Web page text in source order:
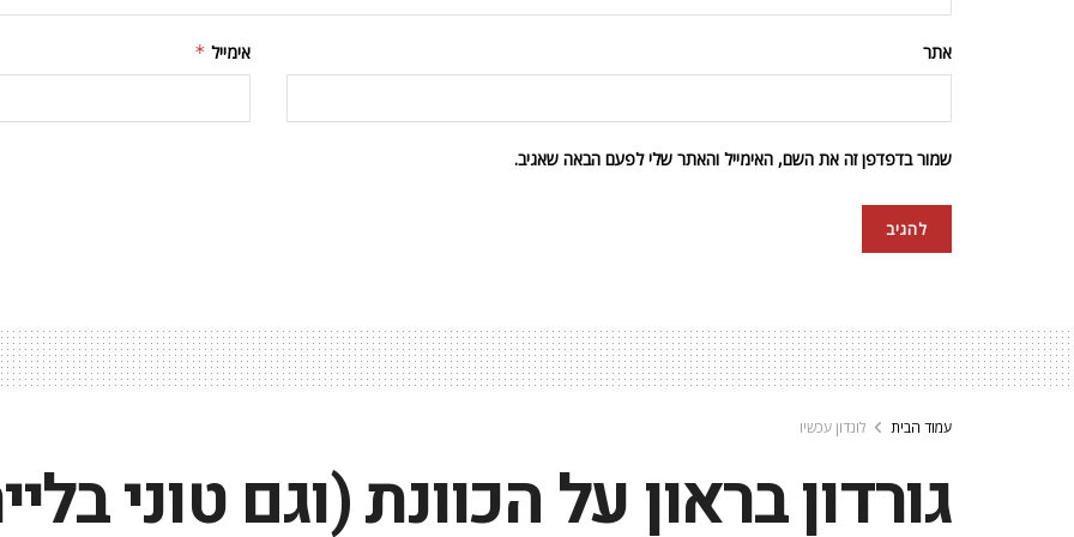
אימייל * אתר
שמור בדפדפן זה את השם, האימייל והאתר שלי לפעם הבאה שאגיב.
עמוד הבית לונדון עכשיו
גורדון בראון על הכוונת (וגם טוני